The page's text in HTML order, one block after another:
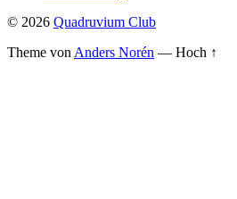
© 2026 Quadruvium Club
Theme von Anders Norén — Hoch ↑